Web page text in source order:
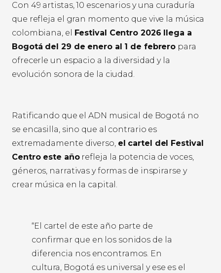
Con 49 artistas, 10 escenarios y una curaduría
que refleja el gran momento que vive la música
colombiana, el
Festival Centro 2026 llega a
Bogotá del 29 de enero al 1 de febrero para
ofrecerle un espacio a la diversidad y la
evolución sonora de la ciudad.
Ratificando que el ADN musical de Bogotá no
se encasilla, sino que al contrario es
extremadamente diverso, el cartel del Festival
Centro este añorefleja la potencia de voces,
géneros, narrativas y formas de inspirarse y
crear música en la capital.
“El cartel de este año parte de
confirmar que en los sonidos de la
diferencia nos encontramos. En
cultura, Bogotá es universal y ese es el